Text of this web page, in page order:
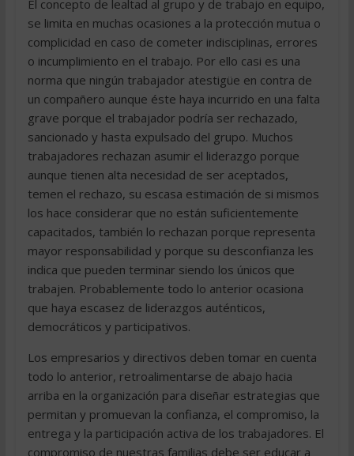
El concepto de lealtad al grupo y de trabajo en equipo,
se limita en muchas ocasiones a la protección mutua o
complicidad en caso de cometer indisciplinas, errores
o incumplimiento en el trabajo. Por ello casi es una
norma que ningún trabajador atestigüe en contra de
un compañero aunque éste haya incurrido en una falta
grave porque el trabajador podría ser rechazado,
sancionado y hasta expulsado del grupo. Muchos
trabajadores rechazan asumir el liderazgo porque
aunque tienen alta necesidad de ser aceptados,
temen el rechazo, su escasa estimación de si mismos
los hace considerar que no están suficientemente
capacitados, también lo rechazan porque representa
mayor responsabilidad y porque su desconfianza les
indica que pueden terminar siendo los únicos que
trabajen. Probablemente todo lo anterior ocasiona
que haya escasez de liderazgos auténticos,
democráticos y participativos.
Los empresarios y directivos deben tomar en cuenta
todo lo anterior, retroalimentarse de abajo hacia
arriba en la organización para diseñar estrategias que
permitan y promuevan la confianza, el compromiso, la
entrega y la participación activa de los trabajadores. El
compromiso de nuestras familias debe ser educar a